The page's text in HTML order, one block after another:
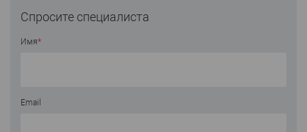
Спросите специалиста
Имя*
Email